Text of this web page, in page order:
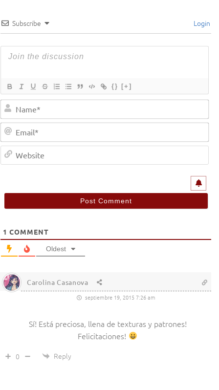
Subscribe Login
{} [+]
1 COMMENT
Oldest
Carolina Casanova
septiembre 19, 2015 7:26 am
Sí! Está preciosa, llena de texturas y patrones!
Felicitaciones!
0 Reply